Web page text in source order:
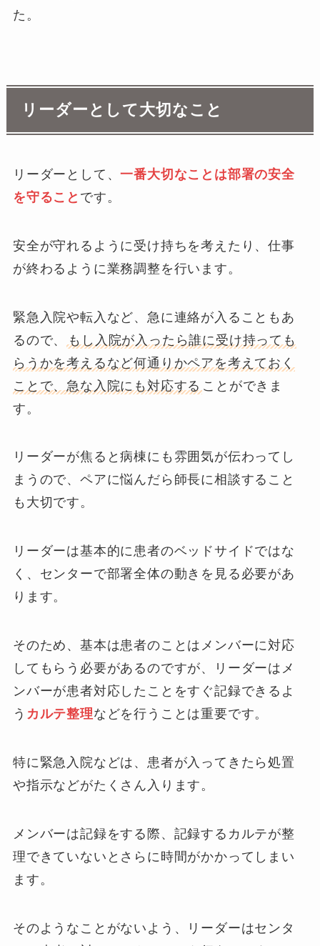
た。
リーダーとして大切なこと
リーダーとして、一番大切なことは部署の安全
を守ること です。
安全が守れるように受け持ちを考えたり、仕事
が終わるように業務調整を行います。
緊急入院や転入など、急に連絡が入ることもあ
るので、
もし入院が入ったら誰に受け持っても
らうかを考えるなど何通りかペアを考えておく
ことで、急な入院にも対応する ことができま
す。
リーダーが焦ると病棟にも雰囲気が伝わってし
まうので、ペアに悩んだら師長に相談すること
も大切です。
リーダーは基本的に患者のベッドサイドではな
く、センターで部署全体の動きを見る必要があ
ります。
そのため、基本は患者のことはメンバーに対応
してもらう必要があるのですが、リーダーはメ
ンバーが患者対応したことをすぐ記録できるよ
う カルテ整理などを行うことは重要です。
特に緊急入院などは、患者が入ってきたら処置
や指示などがたくさん入ります。
メンバーは記録をする際、記録するカルテが整
理できていないとさらに時間がかかってしまい
ます。
そのようなことがないよう、リーダーはセンタ